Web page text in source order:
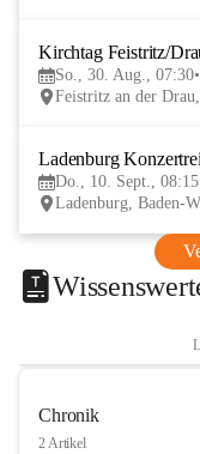
Kirchtag Feistritz/
So., 30. Aug., 07:30
Feistritz an der
Ladenburg
Do., 10. Sept.,
Ladenburg, Baden-
Chronik
2 Artikel